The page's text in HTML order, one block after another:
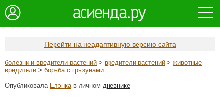
Перейти на неадаптивную версию сайта
болезни и вредители растений > вредители растений > животные
вредители > борьба с грызунами
Опубликовала Елэнкав личном дневнике